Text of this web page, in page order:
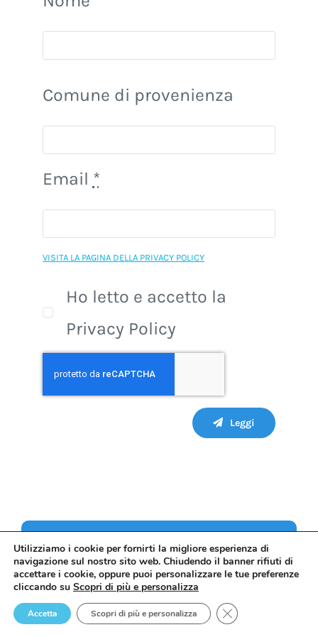
Nome
Comune di provenienza
Email*
VISITA LA PAGINA DELLA PRIVACY POLICY
Ho letto e accetto la
Privacy Policy
Share this story!
Utilizziamo i cookie per fornirti la migliore esperienza di
navigazione sul nostro sito web. Chiudendo il banner rifiuti di
accettare i cookie, oppure puoi personalizzare le tue preferenze
cliccando su Scopri di più e personalizza
Accetta Scopri di più e personalizza Close GDPR Cookie